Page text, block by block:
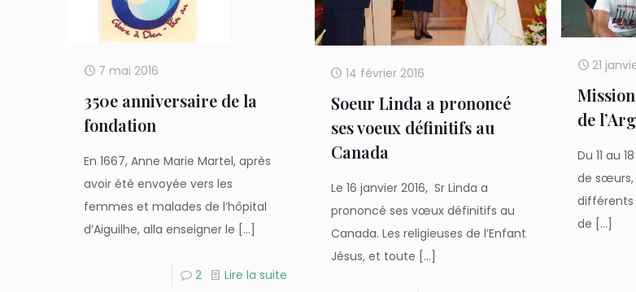
7 mai 2016
350e anniversaire de la
fondation
En 1667, Anne Marie Martel, après
avoir été envoyée vers les
femmes et malades de l’hôpital
d’Aiguilhe, alla enseigner le […]
2 Lire la suite
14 février 2016
Soeur Linda a prononcé
ses voeux définitifs au
Canada
Le 16 janvier 2016, Sr Linda a
prononcé ses vœux définitifs au
Canada. Les religieuses de l’Enfant
Jésus, et toute […]
21
de
Du 11 au
de sœurs,
différents
de […]